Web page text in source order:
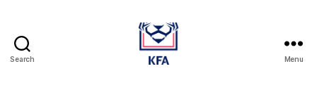
Search Menu